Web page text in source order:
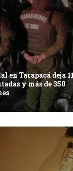
en Tarapacá deja
y más de 350